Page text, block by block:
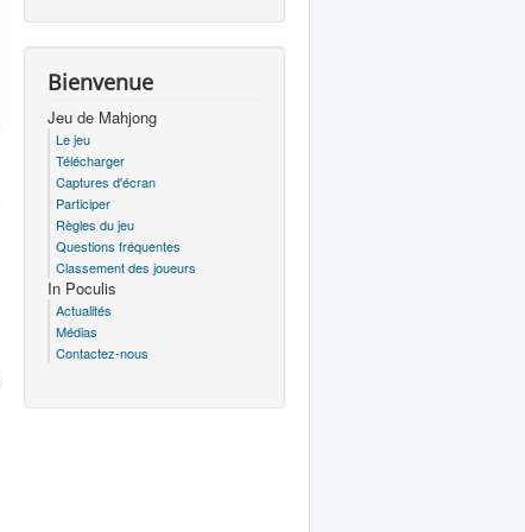
Bienvenue
Jeu de Mahjong
Le jeu
Télécharger
Captures d'écran
Participer
Règles du jeu
Questions fréquentes
Classement des joueurs
In Poculis
Actualités
Médias
Contactez-nous